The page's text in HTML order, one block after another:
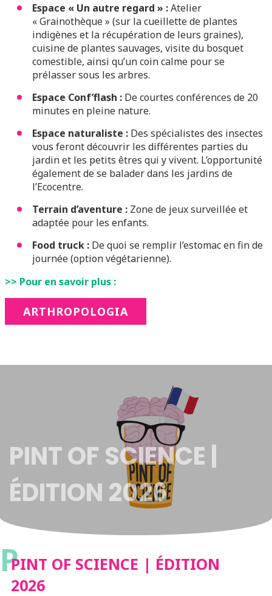
Espace « Un autre regard » :Atelier
« Grainothèque » (sur la cueillette de plantes
indigènes et la récupération de leurs graines),
cuisine de plantes sauvages, visite du bosquet
comestible, ainsi qu’un coin calme pour se
prélasser sous les arbres.
Espace Conf’flash : De courtes conférences de 20
minutes en pleine nature.
Espace naturaliste : Des spécialistes des insectes
vous feront découvrir les différentes parties du
jardin et les petits êtres qui y vivent. L’opportunité
également de se balader dans les jardins de
l’Ecocentre.
Terrain d’aventure : Zone de jeux surveillée et
adaptée pour les enfants.
Food truck : De quoi se remplir l’estomac en fin de
journée (option végétarienne).
>> Pour en savoir plus :
ARTHROPOLOGIA
PINT OF SCIENCE |
ÉDITION 2026
PPINT OF SCIENCE | ÉDITION
2026